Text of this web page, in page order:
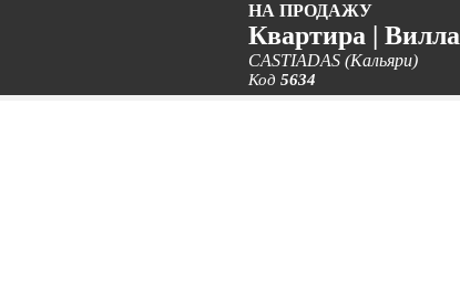
НА ПРОДАЖУ
Квартира | Вилла
CASTIADAS (Кальяри)
Код 5634